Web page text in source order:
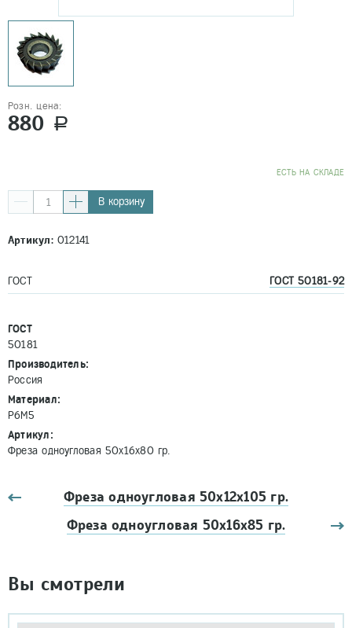
Розн. цена:
880 a
EСТЬ НА СКЛАДЕ
В корзину
Артикул:012141
ГОСТ ГОСТ 50181-92
ГОСТ
50181
Производитель:
Россия
Материал:
Р6М5
Артикул:
Фреза одноугловая 50х16х80 гр.
Фреза одноугловая 50х12х105 гр.
Фреза одноугловая 50х16х85 гр.
Вы смотрели